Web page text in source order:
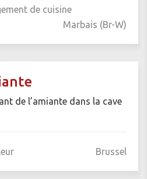
de cuisine
Marbais (Br-W)
de l’amiante dans la cave
Brussel